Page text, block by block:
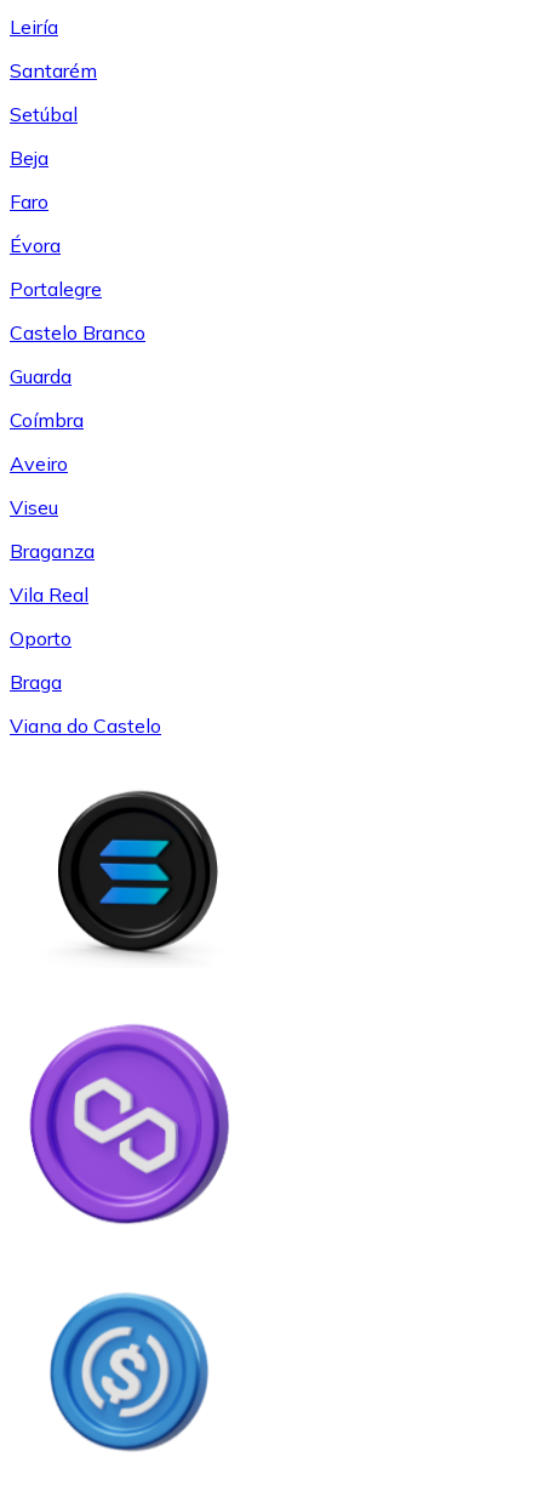
Leiría
Santarém
Setúbal
Beja
Faro
Évora
Portalegre
Castelo Branco
Guarda
Coímbra
Aveiro
Viseu
Braganza
Vila Real
Oporto
Braga
Viana do Castelo